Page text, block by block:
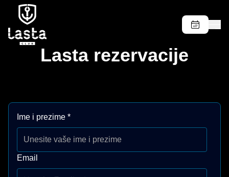
Lasta rezervacije
Ime i prezime *
Email